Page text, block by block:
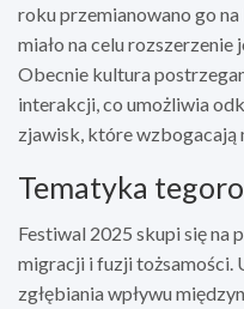
roku przemianowano go
miało na celu
Obecnie kultura
interakcji, co umożliwia
zjawisk, które wzbogacają
Tematyka
Festiwal 2025 skupi się na
migracji i fuzji tożsamości.
zgłębiania wpływu